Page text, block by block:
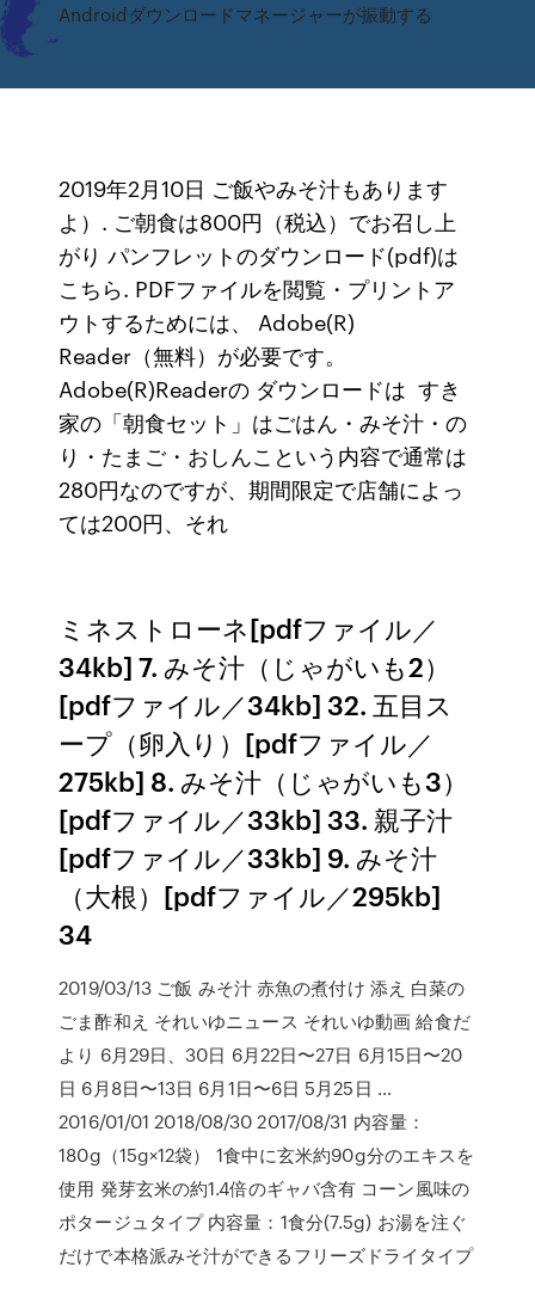
Androidダウンロードマネージャーが振動する
2019年2月10日 ご飯やみそ汁もあります
よ）. ご朝食は800円（税込）でお召し上
がり パンフレットのダウンロード(pdf)は
こちら. PDFファイルを閲覧・プリントア
ウトするためには、 Adobe(R)
Reader（無料）が必要です。
Adobe(R)Readerの ダウンロードは すき
家の「朝食セット」はごはん・みそ汁・の
り・たまご・おしんこという内容で通常は
280円なのですが、期間限定で店舗によっ
ては200円、それ
ミネストローネ[pdfファイル／
34kb] 7. みそ汁（じゃがいも2）
[pdfファイル／34kb] 32. 五目ス
ープ（卵入り）[pdfファイル／
275kb] 8. みそ汁（じゃがいも3）
[pdfファイル／33kb] 33. 親子汁
[pdfファイル／33kb] 9. みそ汁
（大根）[pdfファイル／295kb]
34
2019/03/13 ご飯 みそ汁 赤魚の煮付け 添え 白菜の
ごま酢和え それいゆニュース それいゆ動画 給食だ
より 6月29日、30日 6月22日〜27日 6月15日〜20
日 6月8日〜13日 6月1日〜6日 5月25日 …
2016/01/01 2018/08/30 2017/08/31 内容量：
180g（15g×12袋） 1食中に玄米約90g分のエキスを
使用 発芽玄米の約1.4倍のギャバ含有 コーン風味の
ポタージュタイプ 内容量：1食分(7.5g) お湯を注ぐ
だけで本格派みそ汁ができるフリーズドライタイプ